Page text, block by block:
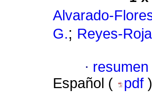
Alvarado-
G.; Reyes-
·
Español (
pdf )